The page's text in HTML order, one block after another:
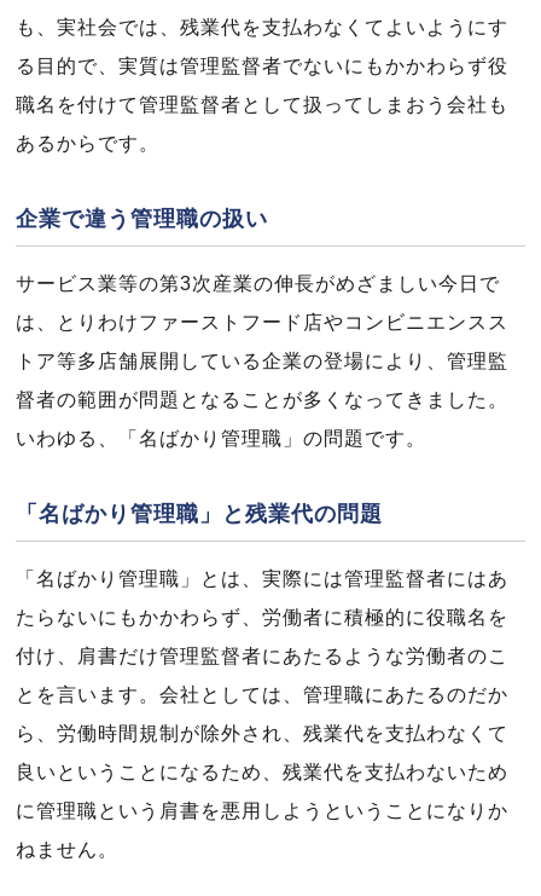
も、実社会では、残業代を支払わなくてよいようにす
る目的で、実質は管理監督者でないにもかかわらず役
職名を付けて管理監督者として扱ってしまおう会社も
あるからです。
企業で違う管理職の扱い
サービス業等の第3次産業の伸長がめざましい今日で
は、とりわけファーストフード店やコンビニエンスス
トア等多店舗展開している企業の登場により、管理監
督者の範囲が問題となることが多くなってきました。
いわゆる、「名ばかり管理職」の問題です。
「名ばかり管理職」と残業代の問題
「名ばかり管理職」とは、実際には管理監督者にはあ
たらないにもかかわらず、労働者に積極的に役職名を
付け、肩書だけ管理監督者にあたるような労働者のこ
とを言います。会社としては、管理職にあたるのだか
ら、労働時間規制が除外され、残業代を支払わなくて
良いということになるため、残業代を支払わないため
に管理職という肩書を悪用しようということになりか
ねません。